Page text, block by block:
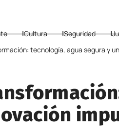
Cultura Seguridad
tecnología, agua segura y